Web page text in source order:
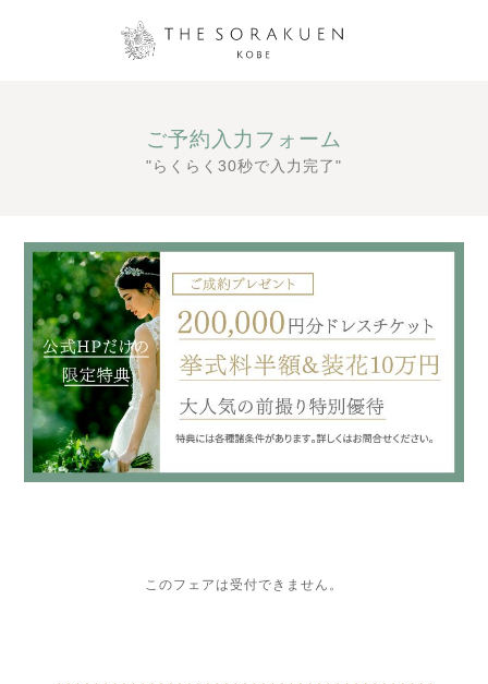
ご予約入力フォーム
"らくらく30秒で入力完了"
このフェアは受付できません。